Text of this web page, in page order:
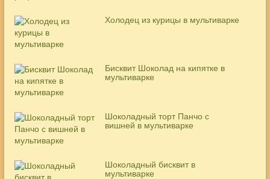
Холодец из курицы в мультиварке
Бисквит Шоколад на кипятке в
мультиварке
Шоколадный торт Панчо с
вишней в мультиварке
Шоколадный бисквит в
мультиварке